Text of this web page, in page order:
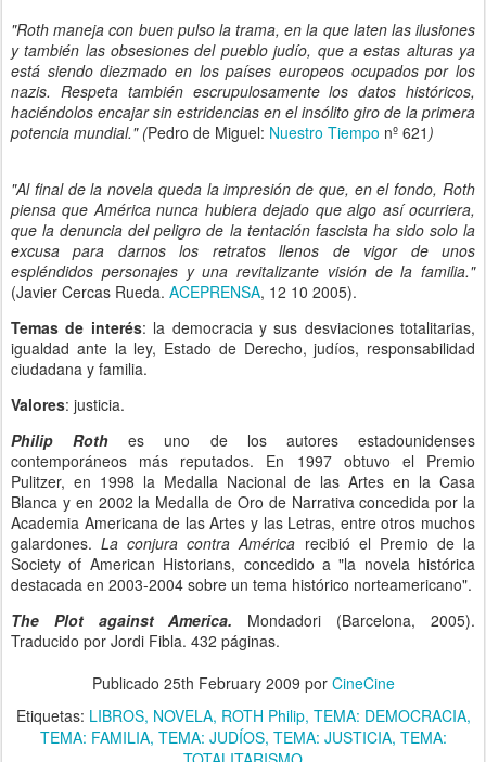
"Roth maneja con buen pulso la trama, en la que laten las ilusiones
y también las obsesiones del pueblo judío, que a estas alturas ya
está siendo diezmado en los países europeos ocupados por los
nazis. Respeta también escrupulosamente los datos históricos,
haciéndolos encajar sin estridencias en el insólito giro de la primera
potencia mundial." (Pedro de Miguel: Nuestro Tiempo nº 621 )
"Al final de la novela queda la impresión de que, en el fondo, Roth
piensa que América nunca hubiera dejado que algo así ocurriera,
que la denuncia del peligro de la tentación fascista ha sido solo la
excusa para darnos los retratos llenos de vigor de unos
espléndidos personajes y una revitalizante visión de la familia."
(Javier Cercas Rueda. ACEPRENSA, 12 10 2005).
Temas de interés: la democracia y sus desviaciones totalitarias,
igualdad ante la ley, Estado de Derecho, judíos, responsabilidad
ciudadana y familia.
Valores: justicia.
Philip Roth es uno de los autores estadounidenses
contemporáneos más reputados. En 1997 obtuvo el Premio
Pulitzer, en 1998 la Medalla Nacional de las Artes en la Casa
Blanca y en 2002 la Medalla de Oro de Narrativa concedida por la
Academia Americana de las Artes y las Letras, entre otros muchos
galardones.La conjura contra América recibió el Premio de la
Society of American Historians, concedido a "la novela histórica
destacada en 2003-2004 sobre un tema histórico norteamericano".
The Plot against America. Mondadori (Barcelona, 2005).
Traducido por Jordi Fibla. 432 páginas.
Publicado 25th February 2009 por CineCine
Etiquetas: LIBROS NOVELA ROTH Philip TEMA: DEMOCRACIA
TEMA: FAMILIA TEMA: JUDÍOS TEMA: JUSTICIA TEMA: